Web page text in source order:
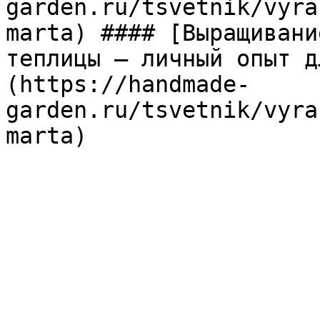
garden.ru/tsvetnik/
marta) ####
теплицы — личный опыт
(https://handmade-
garden.ru/tsvetnik/